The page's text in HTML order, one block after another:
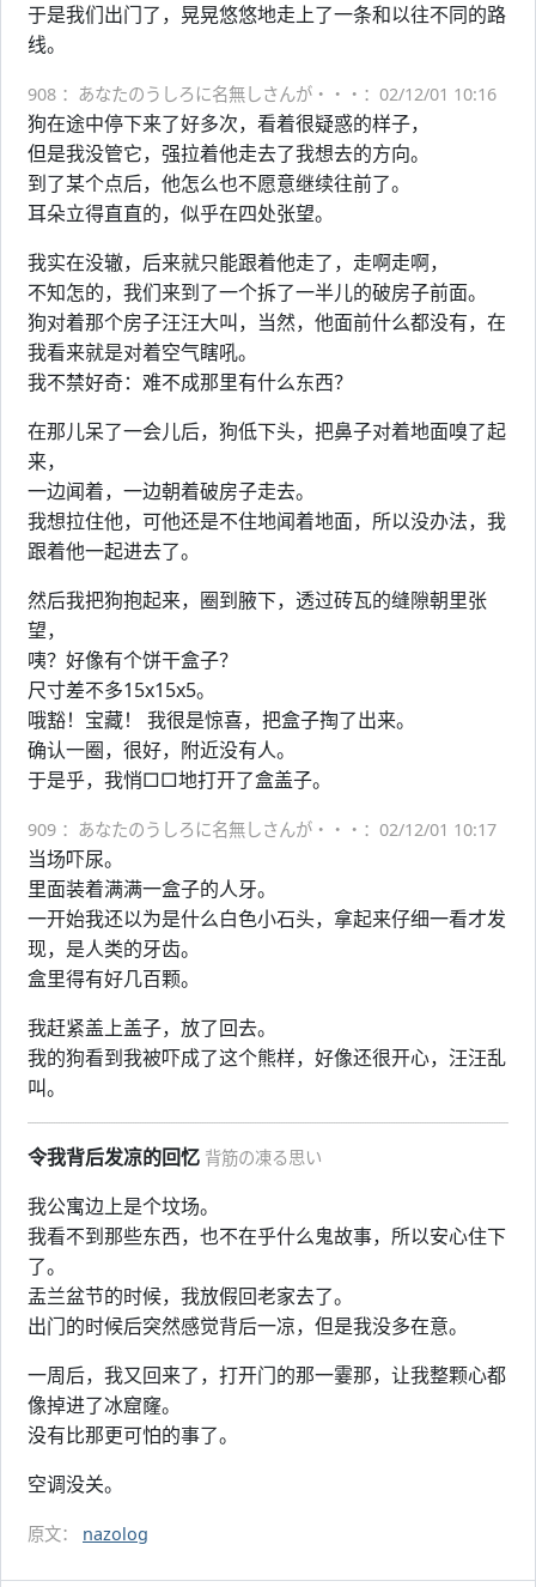
于是我们出门了，晃晃悠悠地走上了一条和以往不同的路
线。
908 ：あなたのうしろに名無しさんが・・・：02/12/01 10:16
狗在途中停下来了好多次，看着很疑惑的样子，
但是我没管它，强拉着他走去了我想去的方向。
到了某个点后，他怎么也不愿意继续往前了。
耳朵立得直直的，似乎在四处张望。
我实在没辙，后来就只能跟着他走了，走啊走啊，
不知怎的，我们来到了一个拆了一半儿的破房子前面。
狗对着那个房子汪汪大叫，当然，他面前什么都没有，在
我看来就是对着空气瞎吼。
我不禁好奇：难不成那里有什么东西？
在那儿呆了一会儿后，狗低下头，把鼻子对着地面嗅了起
来，
一边闻着，一边朝着破房子走去。
我想拉住他，可他还是不住地闻着地面，所以没办法，我
跟着他一起进去了。
然后我把狗抱起来，圈到腋下，透过砖瓦的缝隙朝里张
望，
咦？好像有个饼干盒子？
尺寸差不多15x15x5。
哦豁！宝藏！ 我很是惊喜，把盒子掏了出来。
确认一圈，很好，附近没有人。
于是乎，我悄□□地打开了盒盖子。
909 ：あなたのうしろに名無しさんが・・・：02/12/01 10:17
当场吓尿。
里面装着满满一盒子的人牙。
一开始我还以为是什么白色小石头，拿起来仔细一看才发
现，是人类的牙齿。
盒里得有好几百颗。
我赶紧盖上盖子，放了回去。
我的狗看到我被吓成了这个熊样，好像还很开心，汪汪乱
叫。
令我背后发凉的回忆 背筋の凍る思い
我公寓边上是个坟场。
我看不到那些东西，也不在乎什么鬼故事，所以安心住下
了。
盂兰盆节的时候，我放假回老家去了。
出门的时候后突然感觉背后一凉，但是我没多在意。
一周后，我又回来了，打开门的那一霎那，让我整颗心都
像掉进了冰窟窿。
没有比那更可怕的事了。
空调没关。
原文： nazolog